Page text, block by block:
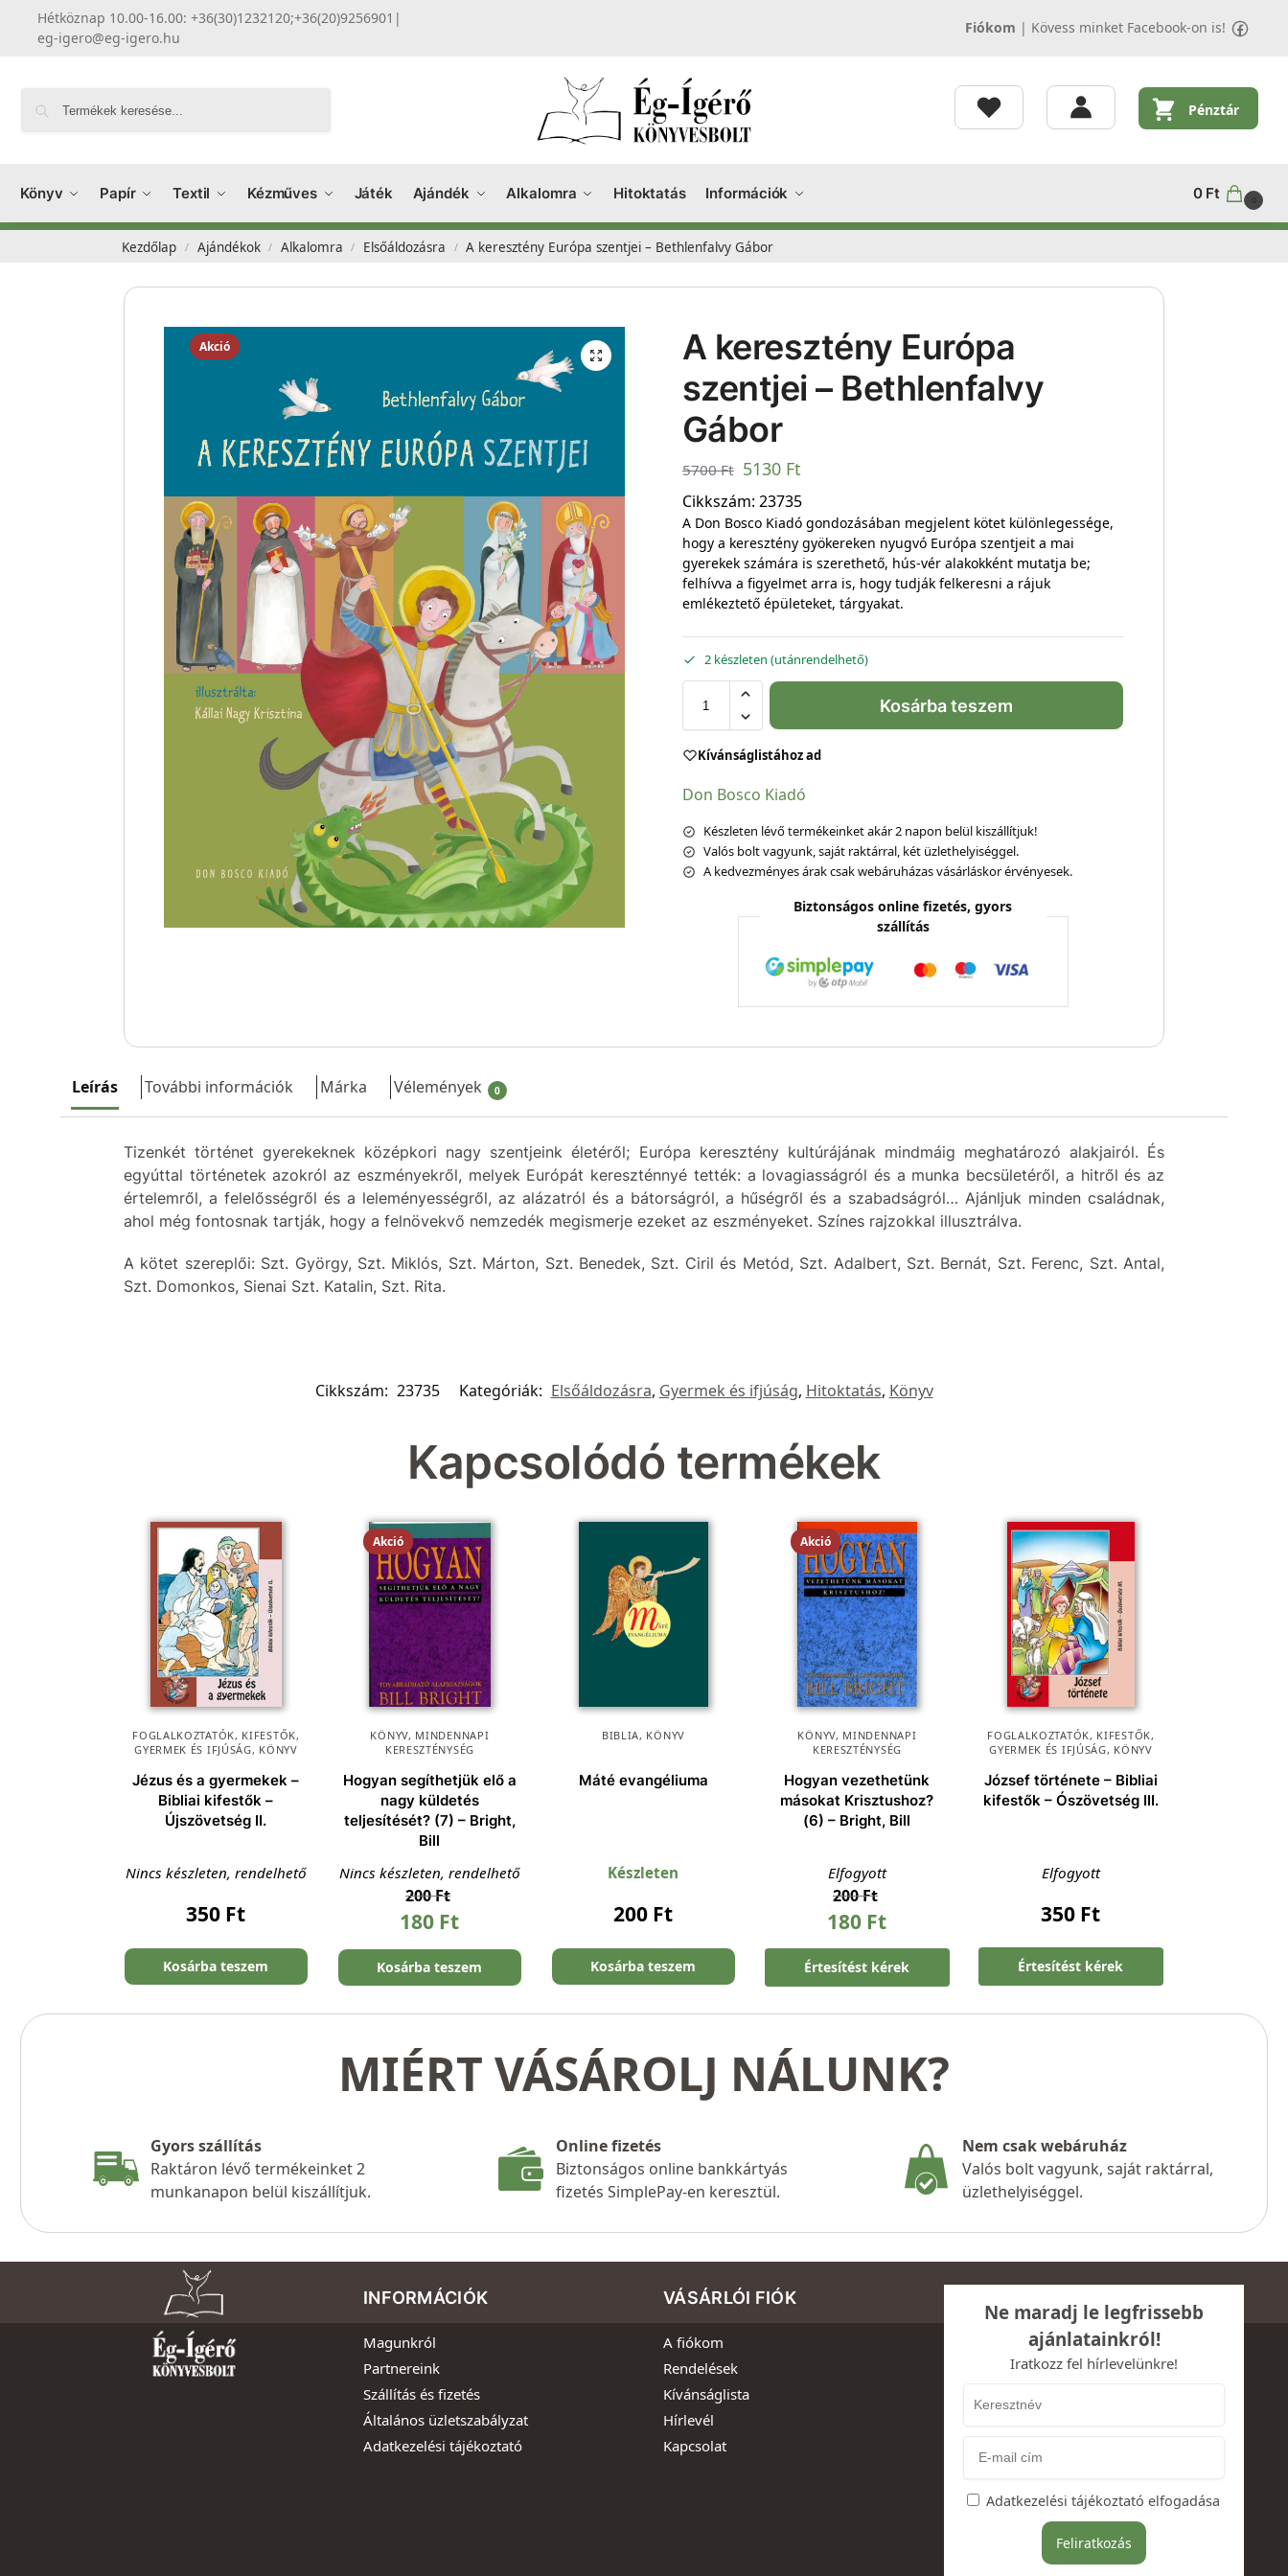
Hétköznap 10.00-16.00: +36(30)1232120;+36(20)9256901 |
eg-igero@eg-igero.hu
Fiókom | Kövess minket Facebook-on is!
Pénztár
Könyv Papír Textil Kézműves Játék Ajándék Alkalomra Hitoktatás Információk 0 Ft 0
Kezdőlap / Ajándékok / Alkalomra / Elsőáldozásra / A keresztény Európa szentjei – Bethlenfalvy Gábor
Akció
A keresztény Európa
szentjei – Bethlenfalvy
Gábor
5700Ft 5130 Ft
Cikkszám: 23735
A Don Bosco Kiadó gondozásában megjelent kötet különlegessége,
hogy a keresztény gyökereken nyugvó Európa szentjeit a mai
gyerekek számára is szerethető, hús-vér alakokként mutatja be;
felhívva a figyelmet arra is, hogy tudják felkeresni a rájuk
emlékeztető épületeket, tárgyakat.
2 készleten (utánrendelhető)
Kosárba teszem
Kívánságlistához ad
Don Bosco Kiadó
Készleten lévő termékeinket akár 2 napon belül kiszállítjuk!
Valós bolt vagyunk, saját raktárral, két üzlethelyiséggel.
A kedvezményes árak csak webáruházas vásárláskor érvényesek.
Biztonságos online fizetés, gyors
szállítás
Leírás További információk Márka Vélemények 0
Tizenkét történet gyerekeknek középkori nagy szentjeink életéről; Európa keresztény kultúrájának mindmáig meghatározó alakjairól. És
egyúttal történetek azokról az eszményekről, melyek Európát kereszténnyé tették: a lovagiasságról és a munka becsületéről, a hitről és az
értelemről, a felelősségről és a leleményességről, az alázatról és a bátorságról, a hűségről és a szabadságról… Ajánljuk minden családnak,
ahol még fontosnak tartják, hogy a felnövekvő nemzedék megismerje ezeket az eszményeket. Színes rajzokkal illusztrálva.
A kötet szereplői: Szt. György, Szt. Miklós, Szt. Márton, Szt. Benedek, Szt. Ciril és Metód, Szt. Adalbert, Szt. Bernát, Szt. Ferenc, Szt. Antal,
Szt. Domonkos, Sienai Szt. Katalin, Szt. Rita.
Cikkszám: 23735 Kategóriák: Elsőáldozásra, Gyermek és ifjúság, Hitoktatás, Könyv
Kapcsolódó termékek
FOGLALKOZTATÓK, KIFESTŐK,
GYERMEK ÉS IFJÚSÁG, KÖNYV
Jézus és a gyermekek –
Bibliai kifestők –
Újszövetség II.
Nincs készleten, rendelhető
350 Ft
Kosárba teszem
Akció
KÖNYV, MINDENNAPI
KERESZTÉNYSÉG
Hogyan segíthetjük elő a
nagy küldetés
teljesítését? (7) – Bright,
Bill
Nincs készleten, rendelhető
200Ft
180 Ft
Kosárba teszem
BIBLIA, KÖNYV
Máté evangéliuma
Készleten
200 Ft
Kosárba teszem
Akció
KÖNYV, MINDENNAPI
KERESZTÉNYSÉG
Hogyan vezethetünk
másokat Krisztushoz?
(6) – Bright, Bill
Elfogyott
200Ft
180 Ft
Értesítést kérek
FOGLALKOZTATÓK, KIFESTŐK,
GYERMEK ÉS IFJÚSÁG, KÖNYV
József története – Bibliai
kifestők – Ószövetség III.
Elfogyott
350 Ft
Értesítést kérek
MIÉRT VÁSÁROLJ NÁLUNK?
Gyors szállítás
Raktáron lévő termékeinket 2
munkanapon belül kiszállítjuk.
Online fizetés
Biztonságos online bankkártyás
fizetés SimplePay-en keresztül.
Nem csak webáruház
Valós bolt vagyunk, saját raktárral,
üzlethelyiséggel.
INFORMÁCIÓK
Magunkról
Partnereink
Szállítás és fizetés
Általános üzletszabályzat
Adatkezelési tájékoztató
VÁSÁRLÓI FIÓK
A fiókom
Rendelések
Kívánságlista
Hírlevél
Kapcsolat
Ne maradj le legfrissebb
ajánlatainkról!
Iratkozz fel hírlevelünkre!
Adatkezelési tájékoztató elfogadása